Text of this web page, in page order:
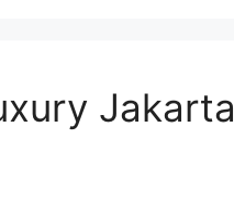
Jakarta